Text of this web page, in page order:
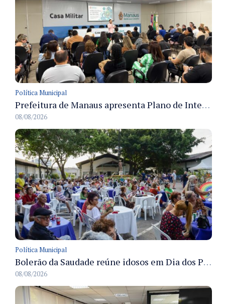
Política Municipal
Prefeitura de Manaus apresenta Plano de Integridade da CGM e qualifica servidores para governança e conformidade no biênio 2027-2028
08/08/2026
Política Municipal
Bolerão da Saudade reúne idosos em Dia dos Pais promovido pela Fundação Dr. Thomas em Manaus
08/08/2026